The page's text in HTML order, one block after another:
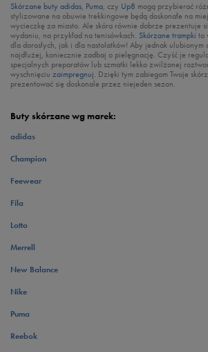
Skórzane buty adidas, Puma, czy Up8 mogą przybierać
stylizowane na obuwie trekkingowe będą doskonałe na
wycieczkę za miasto. Ale skóra równie dobrze prezentuje
wydaniu, na przykład na tenisówkach. Skórzane trampki to
dla dorosłych, jak i dla nastolatków! Aby jednak ulubionym
najdłużej, koniecznie zadbaj o pielęgnację. Czyść je
specjalnych preparatów lub szmatki lekko zwilżonej
wyschnięciu zaimpregnuj. Dzięki tym zabiegom Twoje
prezentować się doskonale przez niejeden sezon.
Buty skórzane wg marek:
adidas
Champion
Feewear
Fila
Lotto
Merrell
New Balance
Nike
Puma
Reebok